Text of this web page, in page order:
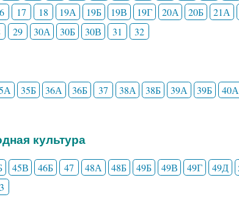
17 18 19А 19Б 19В 19Г 20А 20Б 21А
29 30А 30Б 30В 31 32
35Б 36А 36Б 37 38А 38Б 39А 39Б 40А
культура
45В 46Б 47 48А 48Б 49Б 49В 49Г 49Д